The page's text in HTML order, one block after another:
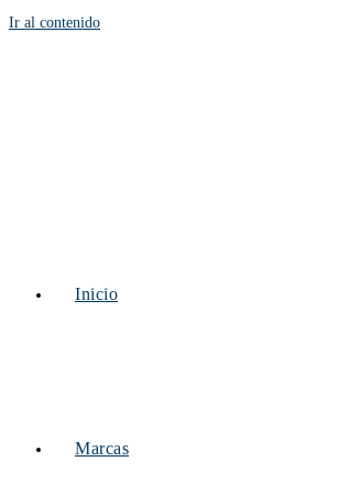
Ir al contenido
Inicio
Marcas